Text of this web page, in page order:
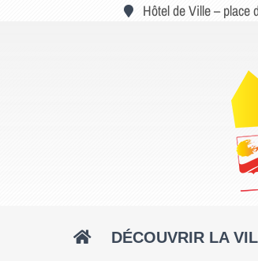
Hôtel de Ville – place
DÉCOUVRIR LA